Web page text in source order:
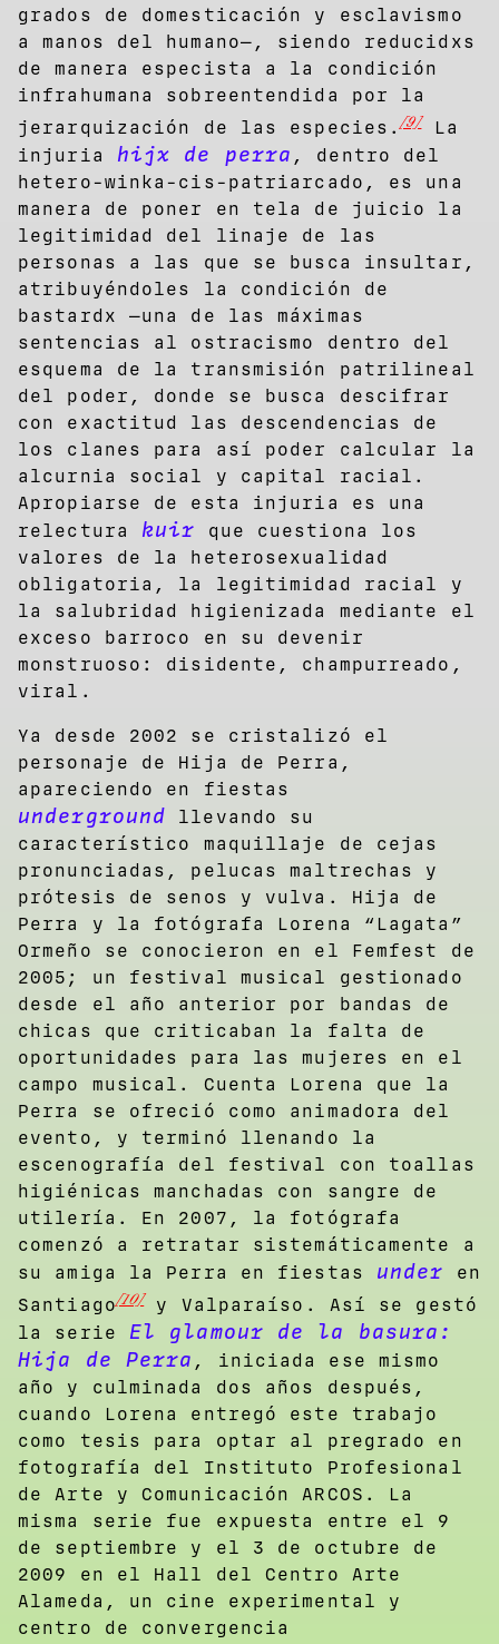
grados de domesticación y esclavismo
a manos del humano—, siendo reducidxs
de manera especista a la condición
infrahumana sobreentendida por la
jerarquización de las especies.[9]La
injuria hijx de perra , dentro del
hetero-winka-cis-patriarcado, es una
manera de poner en tela de juicio la
legitimidad del linaje de las
personas a las que se busca insultar,
atribuyéndoles la condición de
bastardx —una de las máximas
sentencias al ostracismo dentro del
esquema de la transmisión patrilineal
del poder, donde se busca descifrar
con exactitud las descendencias de
los clanes para así poder calcular la
alcurnia social y capital racial.
Apropiarse de esta injuria es una
relectura kuir que cuestiona los
valores de la heterosexualidad
obligatoria, la legitimidad racial y
la salubridad higienizada mediante el
exceso barroco en su devenir
monstruoso: disidente, champurreado,
viral.
Ya desde 2002 se cristalizó el
personaje de Hija de Perra,
apareciendo en fiestas
underground llevando su
característico maquillaje de cejas
pronunciadas, pelucas maltrechas y
prótesis de senos y vulva. Hija de
Perra y la fotógrafa Lorena “Lagata”
Ormeño se conocieron en el Femfest de
2005; un festival musical gestionado
desde el año anterior por bandas de
chicas que criticaban la falta de
oportunidades para las mujeres en el
campo musical. Cuenta Lorena que la
Perra se ofreció como animadora del
evento, y terminó llenando la
escenografía del festival con toallas
higiénicas manchadas con sangre de
utilería. En 2007, la fotógrafa
comenzó a retratar sistemáticamente a
su amiga la Perra en fiestas under en
Santiago[10]y Valparaíso. Así se gestó
la serie El glamour de la basura:
Hija de Perra , iniciada ese mismo
año y culminada dos años después,
cuando Lorena entregó este trabajo
como tesis para optar al pregrado en
fotografía del Instituto Profesional
de Arte y Comunicación ARCOS. La
misma serie fue expuesta entre el 9
de septiembre y el 3 de octubre de
2009 en el Hall del Centro Arte
Alameda, un cine experimental y
centro de convergencia